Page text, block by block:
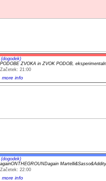
(dogodek)
PODOBE ZVOKA in ZVOK PODOB,
Začetek: 21:00
more info
(dogodek)
againONTHEGROUNDagain
Začetek: 22:00
more info